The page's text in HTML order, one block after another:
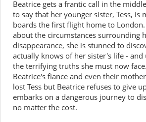
Beatrice gets a frantic call in the
to say that her younger sister, Tess, is
boards the first flight home to
about the circumstances surrounding
disappearance, she is stunned to
actually knows of her sister's life -
the terrifying truths she must now
Beatrice's fiance and even their
lost Tess but Beatrice refuses to give
embarks on a dangerous journey to
no matter the cost.